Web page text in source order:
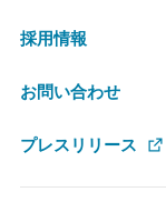
採用情報
お問い合わせ
プレスリリース